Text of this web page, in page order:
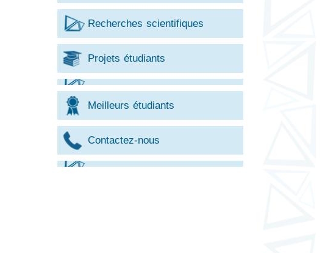
Recherches scientifiques
Projets étudiants
Meilleurs étudiants
Contactez-nous